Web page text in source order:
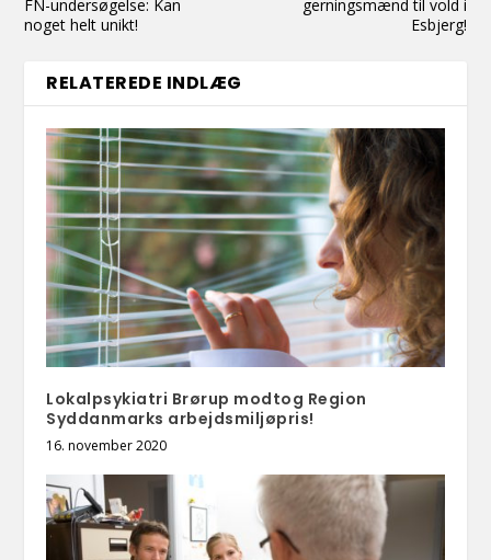
FN-undersøgelse: Kan
noget helt unikt!
gerningsmænd til vold i
Esbjerg!
RELATEREDE INDLÆG
Lokalpsykiatri Brørup modtog Region
Syddanmarks arbejdsmiljøpris!
16. november 2020